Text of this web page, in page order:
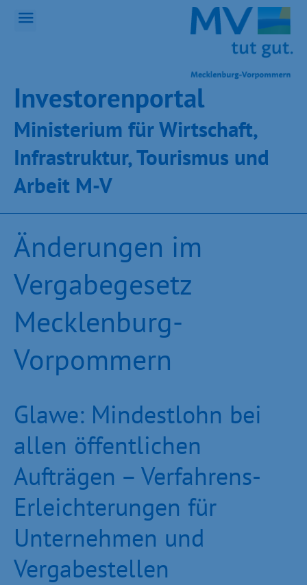
Inves­toren­por­tal
Ministeri­um für Wirt­schaft,
Infra­struk­tur, Tou­ris­mus und
Ar­beit M-V
Änderungen im
Vergabegesetz
Mecklenburg-
Vorpommern
Glawe: Mindestlohn bei
allen öffentlichen
Aufträgen – Verfahrens-
Erleichterungen für
Unternehmen und
Vergabestellen